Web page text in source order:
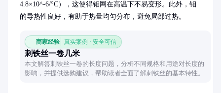
4.8×10^-6/°C），这使得钼网在高温下不易变形。此外，钼
的导热性良好，有助于热量均匀分布，避免局部过热。
商家经验 真实案例 · 安全可信
刺铁丝一卷几米
本文解答刺铁丝一卷的长度问题，分析不同规格和用途对长度的
影响，并提供选购建议，帮助读者全面了解刺铁丝的基本特性。